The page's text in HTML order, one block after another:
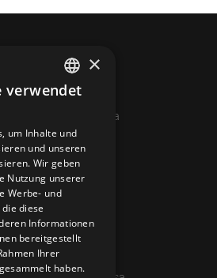
Miniera d’oro di Sessa
KONTAKTE
info@minieradoro.ch
091 608 11 25
079 127 20 80
ITALIAN
GERMAN
ENGLISH
×
verwendet
um Inhalte und
und unseren
Wir geben
Nutzung unserer
Werbe- und
diese
Informationen
bereitgestellt
Ihrer
haben.